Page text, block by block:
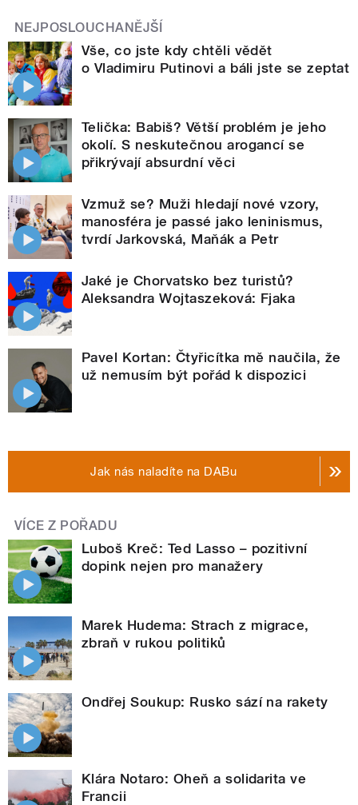
NEJPOSLOUCHANĚJŠÍ
Vše, co jste kdy chtěli vědět
o Vladimiru Putinovi a báli jste se zeptat
Telička: Babiš? Větší problém je jeho
okolí. S neskutečnou arogancí se
přikrývají absurdní věci
Vzmuž se? Muži hledají nové vzory,
manosféra je passé jako leninismus,
tvrdí Jarkovská, Maňák a Petr
Jaké je Chorvatsko bez turistů?
Aleksandra Wojtaszeková: Fjaka
Pavel Kortan: Čtyřicítka mě naučila, že
už nemusím být pořád k dispozici
Jak nás naladíte na DABu
VÍCE Z POŘADU
Luboš Kreč: Ted Lasso – pozitivní
dopink nejen pro manažery
Marek Hudema: Strach z migrace,
zbraň v rukou politiků
Ondřej Soukup: Rusko sází na rakety
Klára Notaro: Oheň a solidarita ve
Francii